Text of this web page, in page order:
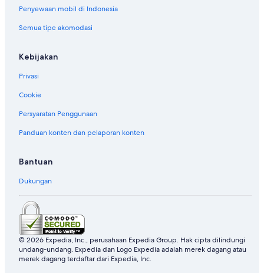
Hotel di Rotoava
Hotel di Rurutu
Hotel di Taha'a
Hotel di Teavaro
Hotel di Tefarerii
Hotel di Tevaitoa
Hotel di Ua Huka
Hotel di Ua Pou
Accor Hotels di Uturoa
Hotel di Vaitape
Hotel Independent di Vaitoare
Penyewaan mobil di Indonesia
Semua tipe akomodasi
Kebijakan
Privasi
Cookie
Persyaratan Penggunaan
Panduan konten dan pelaporan konten
Bantuan
Dukungan
© 2026 Expedia, Inc., perusahaan Expedia Group. Hak cipta dilindungi
undang-undang. Expedia dan Logo Expedia adalah merek dagang atau
merek dagang terdaftar dari Expedia, Inc.